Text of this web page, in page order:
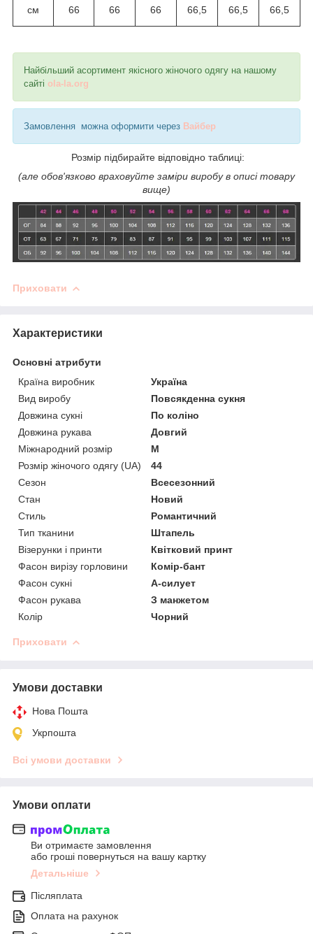
см 66 66 66 66,5 66,5 66,5
Найбільший асортимент якісного жіночого одягу на нашому
сайті ola-la.org
Замовлення можна оформити через Вайбер
Розмір підбирайте відповідно таблиці:
(але обов'язково враховуйте заміри виробу в описі товару
вище)
Приховати
Характеристики
Основні атрибути
Країна виробник
Україна
Вид виробу
Повсякденна сукня
Довжина сукні
По коліно
Довжина рукава
Довгий
Міжнародний розмір
M
Розмір жіночого одягу (UA)
44
Сезон
Всесезонний
Стан
Новий
Стиль
Романтичний
Тип тканини
Штапель
Візерунки і принти
Квітковий принт
Фасон вирізу горловини
Комір-бант
Фасон сукні
А-силует
Фасон рукава
З манжетом
Колір
Чорний
Приховати
Умови доставки
Нова Пошта
Укрпошта
Всі умови доставки
Умови оплати
Ви отримаєте замовлення
або гроші повернуться на вашу картку
Детальніше
Післяплата
Оплата на рахунок